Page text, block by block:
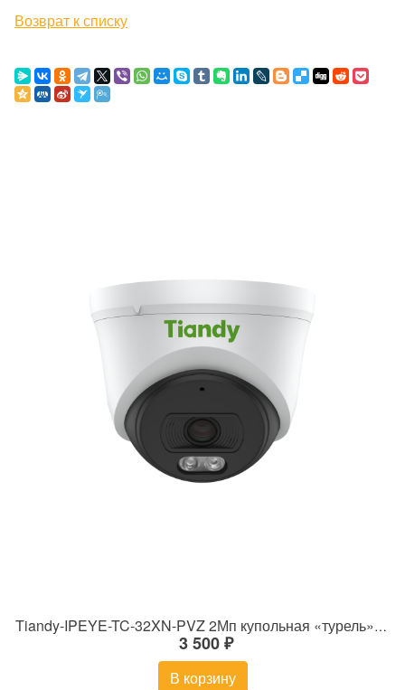
Возврат к списку
Tiandy-IPEYE-TC-32XN-PVZ 2Мп купольная «турель» IP камера с фиксированным объективом, серия SPARK со встроенным агентом IPEYE для ПВЗ
3 500 ₽
В корзину